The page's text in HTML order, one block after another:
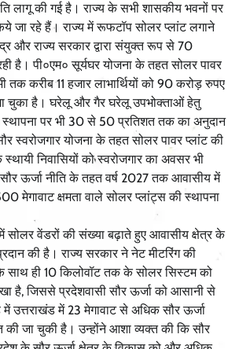
लागू की गई है। राज्य के सभी शासकीय भवनों पर
जा रहे हैं। राज्य में रूफटॉप सोलर प्लांट लगाने
और राज्य सरकार द्वारा संयुक्त रूप से 70
है। पी०एम० सूर्यघर योजना के तहत सोलर पावर
तक करीब 11 हजार लाभार्थियों को 90 करोड़ रुपए
चुका है। घरेलू और गैर घरेलू उपभोक्ताओं हेतु
स्थापना पर भी 30 से 50 प्रतिशत तक का अनुदान
स्वरोजगार योजना के तहत सोलर पावर प्लांट की
निवासियों को स्वरोजगार का अवसर भी
ऊर्जा नीति के तहत वर्ष 2027 तक आवासीय में
मेगावाट क्षमता वाले सोलर प्लांट्स की स्थापना
सोलर वेंडरों की संख्या बढ़ाते हुए आवासीय क्षेत्र के
की है। राज्य सरकार ने नेट मीटरिंग की
साथ ही 10 किलोवॉट तक के सोलर सिस्टम को
है, जिससे प्रदेशवासी सौर ऊर्जा को आसानी से
उत्तराखंड में 23 मेगावाट से अधिक सौर ऊर्जा
की जा चुकी है। उन्होंने आशा व्यक्त की कि सौर